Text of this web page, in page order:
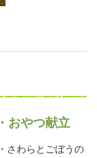
おやつ献立
さわらとごぼうの